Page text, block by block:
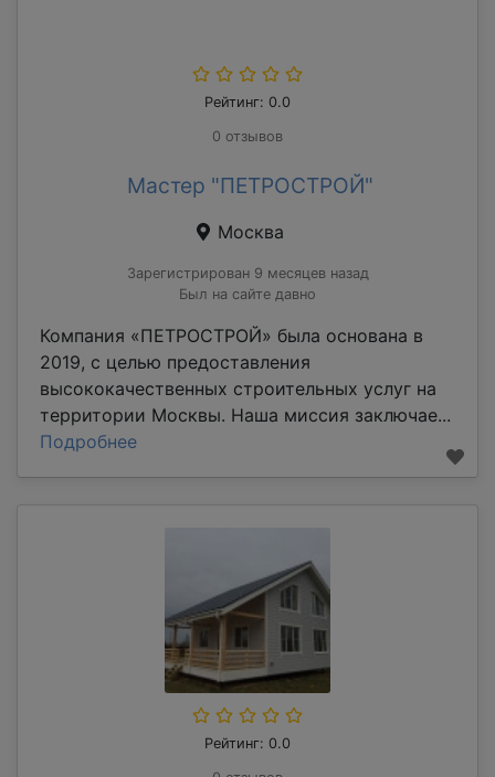
Рейтинг: 0.0
0 отзывов
Мастер "ПЕТРОСТРОЙ"
Москва
Зарегистрирован 9 месяцев назад
Был на сайте давно
Компания «ПЕТРОСТРОЙ» была основана в
2019, с целью предоставления
высококачественных строительных услуг на
территории Москвы. Наша миссия заключае...
Подробнее
Рейтинг: 0.0